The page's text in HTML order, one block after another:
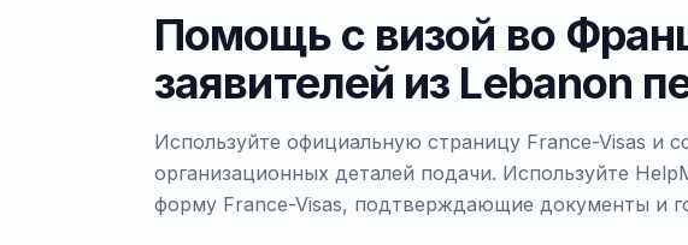
Помощь с визой во
заявителей из Lebanon
Используйте официальную страницу France-Visas и
организационных деталей подачи. Используйте
форму France-Visas, подтверждающие документы и